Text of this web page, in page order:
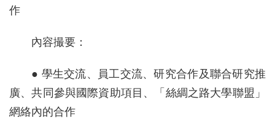
作
內容撮要：
● 學生交流、員工交流、研究合作及聯合研究推
廣、共同參與國際資助項目、「絲綢之路大學聯盟」
網絡內的合作